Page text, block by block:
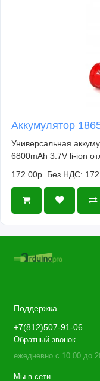
Аккумулятор
Универсальная
6800mAh 3.7V li-ion
172.00р. Без НДС:
Поддержка
+7(812)507-91-06
Обратный звонок
ежедневно с 10.00 до
Мы в сети